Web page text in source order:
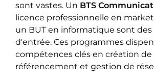
sont vastes. Un BTS
licence professionnelle en
un BUT en informatique sont
d'entrée. Ces programmes
compétences clés en création
référencement et gestion de